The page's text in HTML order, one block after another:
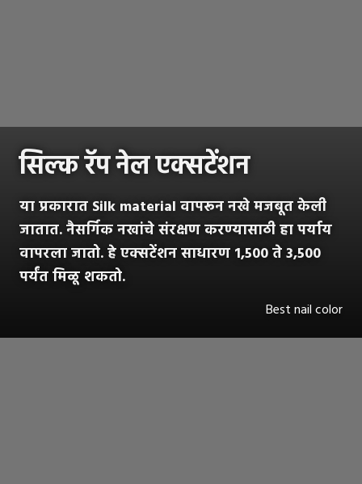
सिल्क रॅप नेल एक्सटेंशन
या प्रकारात Silk material वापरून नखे मजबूत केली
जातात. नैसर्गिक नखांचे संरक्षण करण्यासाठी हा पर्याय
वापरला जातो. हे एक्सटेंशन साधारण 1,500 ते 3,500
पर्यंत मिळू शकतो.
Best nail color